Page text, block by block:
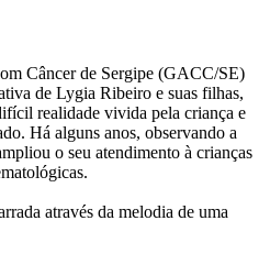
Câncer de Sergipe (GACC/SE)
de Lygia Ribeiro e suas filhas,
realidade vivida pela criança e
Há alguns anos, observando a
o seu atendimento à crianças
através da melodia de uma